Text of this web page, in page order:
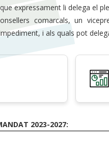
expressament li delega el
comarcals, un
i als quals pot
2023-2027: